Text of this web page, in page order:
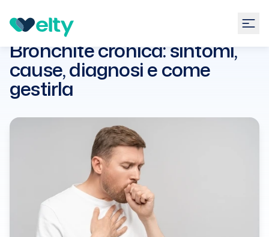
Guide Pneumologia
Bronchite cronica: sintomi,
cause, diagnosi e come
gestirla